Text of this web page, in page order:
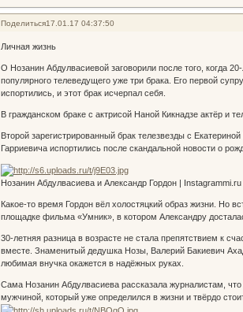
Поделиться17.01.17 04:37:50
Личная жизнь
О Нозанин Абдулвасиевой заговорили после того, когда
популярного телеведущего уже три брака. Его первой
испортились, и этот брак исчерпал себя.
В гражданском браке с актрисой Наной Кикнадзе актёр и
Второй зарегистрированный брак телезвезды с
Гарриевича испортились после скандальной новости о
Нозанин Абдулвасиева и Александр Гордон | Instagrammi.ru
Какое-то время Гордон вёл холостяцкий образ жизни. Но
площадке фильма «Умник», в котором Александру
30-летняя разница в возрасте не стала препятствием к
вместе. Знаменитый дедушка Нозы, Валерий Бакиевич
любимая внучка окажется в надёжных руках.
Сама Нозанин Абдулвасиева рассказала журналистам,
мужчиной, который уже определился в жизни и твёрдо